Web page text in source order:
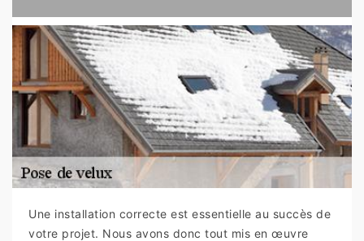
Une installation correcte est essentielle au succès de
votre projet. Nous avons donc tout mis en œuvre